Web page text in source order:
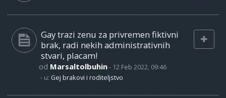
Gay trazi zenu za privremen fiktivni
brak, radi nekih administrativnih
stvari, placam!
od Marsaltolbuhin- 12 Feb 2022, 09:46
- u: Gej brakovi i roditeljstvo